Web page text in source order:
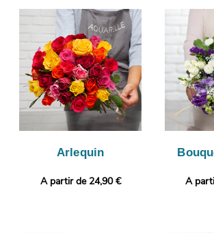
viendra envelopper votre bouquet. Àvant son
bouquet sera photographié. Vous aurez
contrôler que votre bouquet est bien
l’objectif de cette photo est de vous
ensuite lancée. Vous voulez ajouter une
ressemble ? Vous pouvez compléter votre
message et une photo imprimée, pour un
personnalisé.
Arlequin
A partir de 24,90 € A